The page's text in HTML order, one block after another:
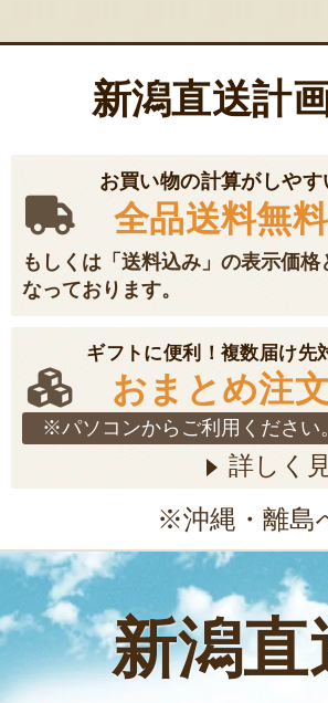
新潟直送計
お買い物の計算がしやす
全品送料無料
もしくは「送料込み」の表示価格
なっております。
ギフトに便利！複数届け先
おまとめ注文
※パソコンからご利用ください。
詳しく
※沖縄・離島
新潟直